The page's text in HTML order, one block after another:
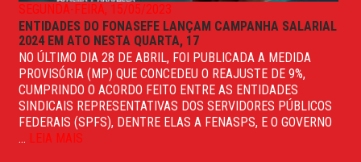
SEGUNDA-FEIRA, 15/05/2023
ENTIDADES DO FONASEFE LANÇAM CAMPANHA SALARIAL
2024 EM ATO NESTA QUARTA, 17
NO ÚLTIMO DIA 28 DE ABRIL, FOI PUBLICADA A MEDIDA
PROVISÓRIA (MP) QUE CONCEDEU O REAJUSTE DE 9%,
CUMPRINDO O ACORDO FEITO ENTRE AS ENTIDADES
SINDICAIS REPRESENTATIVAS DOS SERVIDORES PÚBLICOS
FEDERAIS (SPFS), DENTRE ELAS A FENASPS, E O GOVERNO
... LEIA MAIS